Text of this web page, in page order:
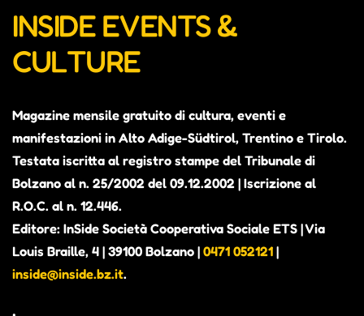
INSIDE EVENTS &
CULTURE
Magazine mensile gratuito di cultura, eventi e
manifestazioni in Alto Adige-Südtirol, Trentino e Tirolo.
Testata iscritta al registro stampe del Tribunale di
Bolzano al n. 25/2002 del 09.12.2002 | Iscrizione al
R.O.C. al n. 12.446.
Editore: InSide Società Cooperativa Sociale ETS | Via
Louis Braille, 4 | 39100 Bolzano | 0471 052121 |
inside@inside.bz.it.